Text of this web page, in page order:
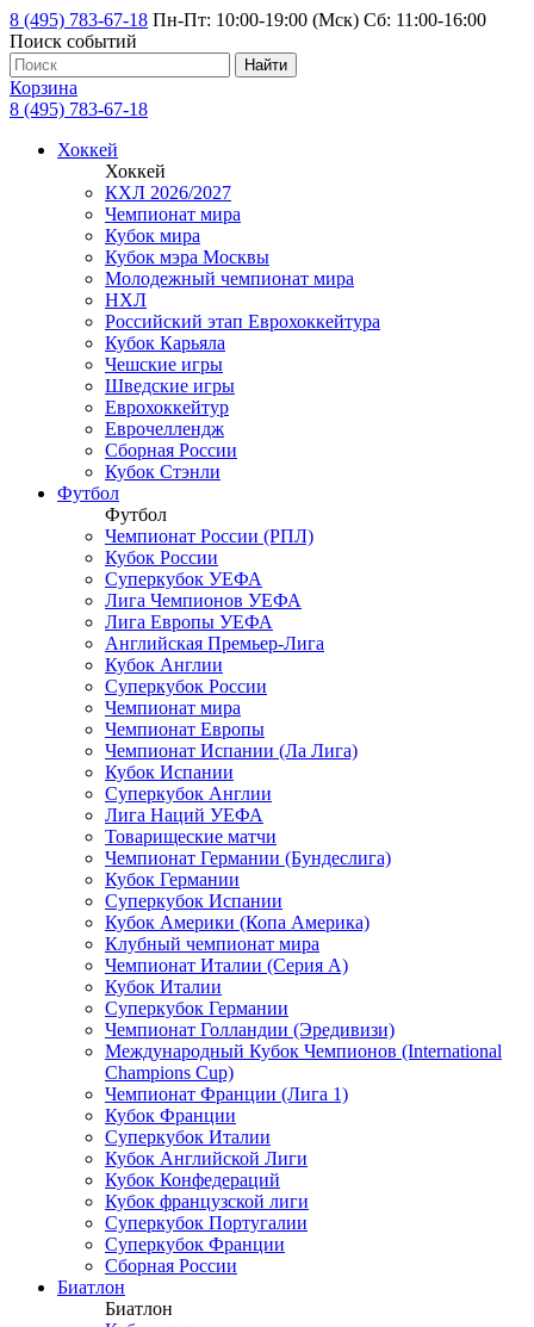
8 (495) 783-67-18 Пн-Пт: 10:00-19:00 (Мск) Сб: 11:00-16:00
Поиск событий
Найти
Корзина
8 (495) 783-67-18
Хоккей
Хоккей
КХЛ 2026/2027
Чемпионат мира
Кубок мира
Кубок мэра Москвы
Молодежный чемпионат мира
НХЛ
Российский этап Еврохоккейтура
Кубок Карьяла
Чешские игры
Шведские игры
Еврохоккейтур
Еврочеллендж
Сборная России
Кубок Стэнли
Футбол
Футбол
Чемпионат России (РПЛ)
Кубок России
Суперкубок УЕФА
Лига Чемпионов УЕФА
Лига Европы УЕФА
Английская Премьер-Лига
Кубок Англии
Суперкубок России
Чемпионат мира
Чемпионат Европы
Чемпионат Испании (Ла Лига)
Кубок Испании
Суперкубок Англии
Лига Наций УЕФА
Товарищеские матчи
Чемпионат Германии (Бундеслига)
Кубок Германии
Суперкубок Испании
Кубок Америки (Копа Америка)
Клубный чемпионат мира
Чемпионат Италии (Серия А)
Кубок Италии
Суперкубок Германии
Чемпионат Голландии (Эредивизи)
Международный Кубок Чемпионов (International
Champions Cup)
Чемпионат Франции (Лига 1)
Кубок Франции
Суперкубок Италии
Кубок Английской Лиги
Кубок Конфедераций
Кубок французской лиги
Суперкубок Португалии
Суперкубок Франции
Сборная России
Биатлон
Биатлон